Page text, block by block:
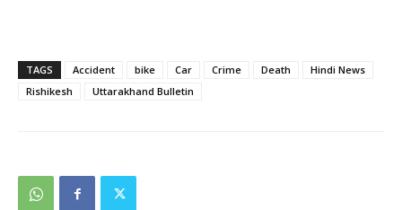
TAGS Accident bike Car Crime Death
Hindi News
Rishikesh
Uttarakhand Bulletin